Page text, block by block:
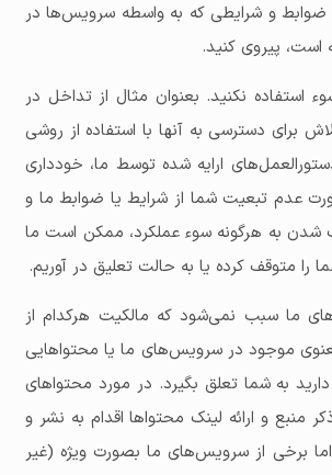
ضوابط و شرایطی که به واسطه سرویس‌ها در
است، پیروی کنید.
استفاده نکنید. بعنوان مثال از تداخل در
برای دسترسی به آنها با استفاده از روشی
ارایه شده توسط ما، خودداری
عدم تبعیت شما از شرایط یا ضوابط ما و
به هرگونه سوء عملکرد، ممکن است ما
را متوقف کرده یا به حالت تعلیق در آوریم.
ما سبب نمی‌شود که مالکیت هرکدام از
موجود در سرویس‌های ما یا محتواهایی
به شما تعلق بگیرد. در مورد محتواهای
منبع و ارائه لینک محتواها اقدام به نشر و
اما برخی از سرویس‌های ما بصورت ویژه (غیر